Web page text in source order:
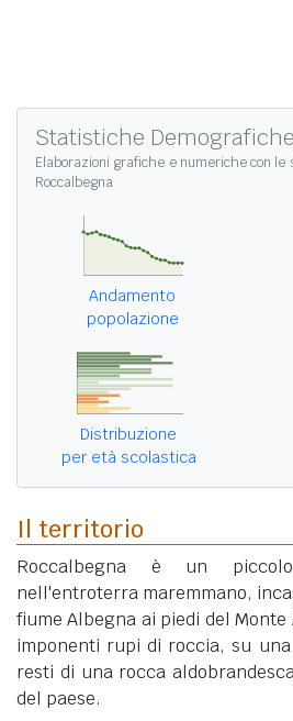
Statistiche Demografiche
Elaborazioni grafiche e numeriche con le
Roccalbegna
Andamento
popolazione
Distribuzione
per età scolastica
Il territorio
Roccalbegna è un
nell'entroterra maremmano,
fiume Albegna ai piedi del Monte
imponenti rupi di roccia, su
resti di una rocca
del paese.